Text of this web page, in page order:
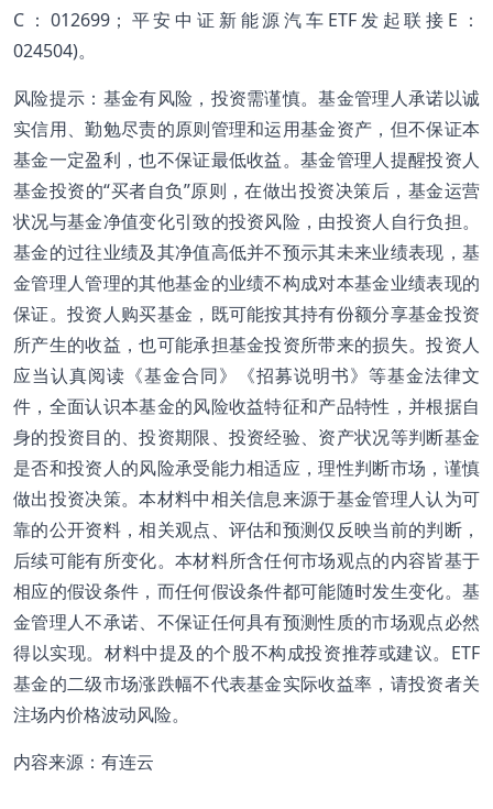
C：012699；平安中证新能源汽车ETF发起联接E：
024504)。
风险提示：基金有风险，投资需谨慎。基金管理人承诺以诚
实信用、勤勉尽责的原则管理和运用基金资产，但不保证本
基金一定盈利，也不保证最低收益。基金管理人提醒投资人
基金投资的“买者自负”原则，在做出投资决策后，基金运营
状况与基金净值变化引致的投资风险，由投资人自行负担。
基金的过往业绩及其净值高低并不预示其未来业绩表现，基
金管理人管理的其他基金的业绩不构成对本基金业绩表现的
保证。投资人购买基金，既可能按其持有份额分享基金投资
所产生的收益，也可能承担基金投资所带来的损失。投资人
应当认真阅读《基金合同》《招募说明书》等基金法律文
件，全面认识本基金的风险收益特征和产品特性，并根据自
身的投资目的、投资期限、投资经验、资产状况等判断基金
是否和投资人的风险承受能力相适应，理性判断市场，谨慎
做出投资决策。本材料中相关信息来源于基金管理人认为可
靠的公开资料，相关观点、评估和预测仅反映当前的判断，
后续可能有所变化。本材料所含任何市场观点的内容皆基于
相应的假设条件，而任何假设条件都可能随时发生变化。基
金管理人不承诺、不保证任何具有预测性质的市场观点必然
得以实现。材料中提及的个股不构成投资推荐或建议。ETF
基金的二级市场涨跌幅不代表基金实际收益率，请投资者关
注场内价格波动风险。
内容来源：有连云